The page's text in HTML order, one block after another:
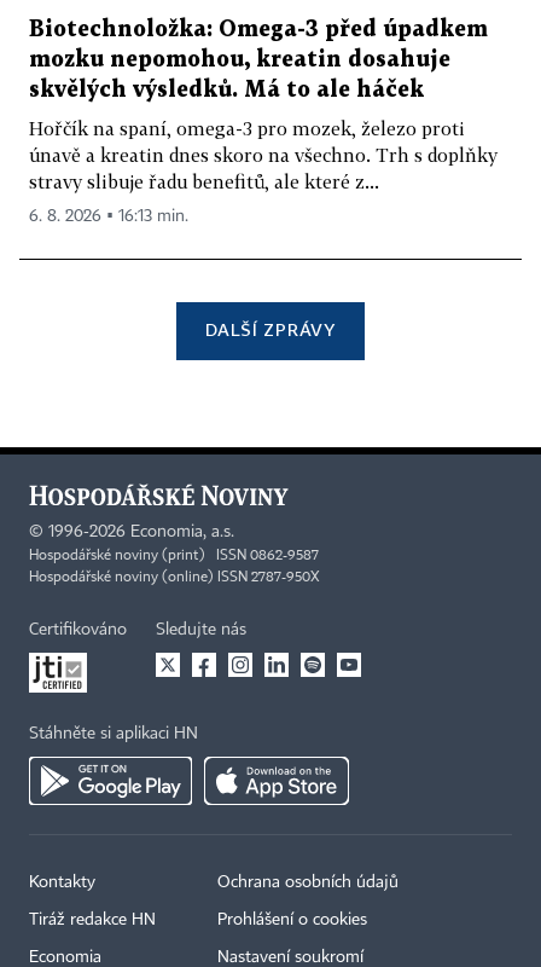
Biotechnoložka: Omega-3 před úpadkem
mozku nepomohou, kreatin dosahuje
skvělých výsledků. Má to ale háček
Hořčík na spaní, omega-3 pro mozek, železo proti
únavě a kreatin dnes skoro na všechno. Trh s doplňky
stravy slibuje řadu benefitů, ale které z...
6. 8. 2026 ▪ 16:13 min.
DALŠÍ ZPRÁVY
© 1996-2026 Economia, a.s.
Hospodářské noviny (print) ISSN 0862-9587
Hospodářské noviny (online) ISSN 2787-950X
Certifikováno Sledujte nás
Stáhněte si aplikaci HN
Kontakty
Tiráž redakce HN
Economia
Ochrana osobních údajů
Prohlášení o cookies
Nastavení soukromí